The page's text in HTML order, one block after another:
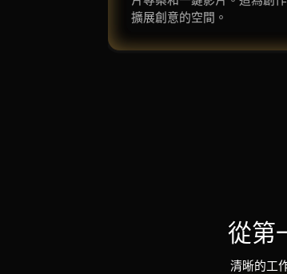
擴展創意的空間。
從第
清晰的工